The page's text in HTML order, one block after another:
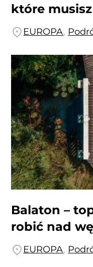
które
EUROPA,
Balaton –
robić nad
EUROPA,